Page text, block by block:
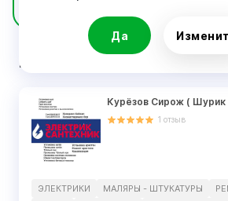
Да
Окна
РЕЗУЛЬТАТ
Курëзов Сирож ( Шурик
1 отзыв
ЭЛЕКТРИКИ МАЛЯРЫ - ШТУКАТУРЫ